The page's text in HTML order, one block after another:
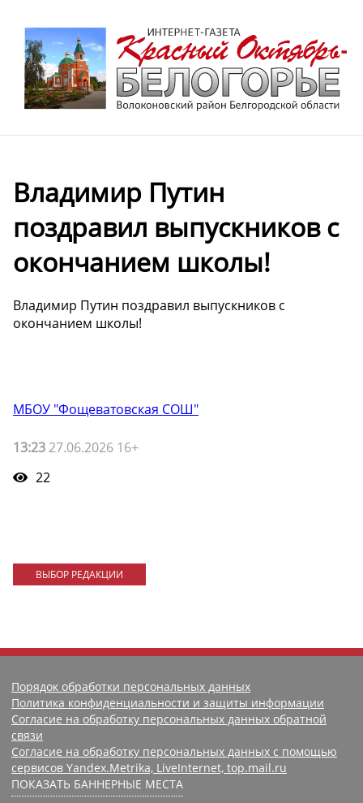
Владимир Путин
поздравил выпускников с
окончанием школы!
Владимир Путин поздравил выпускников с
окончанием школы!
МБОУ "Фощеватовская СОШ"
13:23 27.06.2026 16+
22
ВЫБОР РЕДАКЦИИ
Порядок обработки персональных данных
Политика конфиденциальности и защиты информации
Согласие на обработку персональных данных обратной
связи
Согласие на обработку персональных данных с помощью
сервисов Yandex.Metrika, LiveInternet, top.mail.ru
ПОКАЗАТЬ БАННЕРНЫЕ МЕСТА